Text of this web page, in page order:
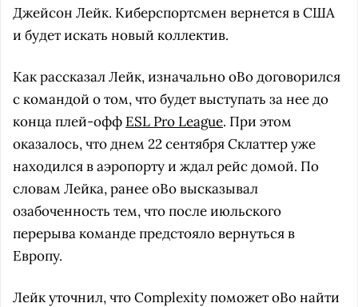
Джейсон Лейк. Киберспортсмен вернется в США
и будет искать новый коллектив.
Как рассказал Лейк, изначально oBo договорился
с командой о том, что будет выступать за нее до
конца плей-офф ESL Pro League. При этом
оказалось, что днем 22 сентября Склаттер уже
находился в аэропорту и ждал рейс домой. По
словам Лейка, ранее oBo высказывал
озабоченность тем, что после июльского
перерыва команде предстояло вернуться в
Европу.
Лейк уточнил, что Complexity поможет oBo найти